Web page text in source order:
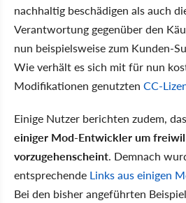
nachhaltig beschädigen als auch
Verantwortung gegenüber den
nun beispielsweise zum Kunden-
Wie verhält es sich mit für nun
Modifikationen genutzten CC-
Einige Nutzer berichten zudem,
einiger Mod-Entwickler um
vorzugehenscheint. Demnach
entsprechende Links aus einigen
Bei den bisher angeführten